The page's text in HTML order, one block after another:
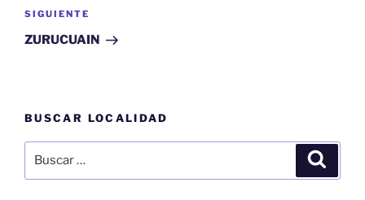
Siguiente
entrada
SIGUIENTE
ZURUCUAIN
BUSCAR LOCALIDAD
por: